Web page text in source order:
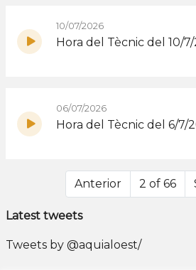
10/07/2026
Hora del Tècnic del 10/
06/07/2026
Hora del Tècnic del 6/7/
Anterior 2 of 66
Latest tweets
Tweets by @aquialoest/